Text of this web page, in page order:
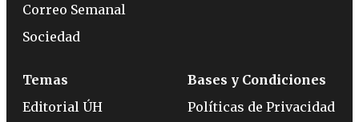
Correo Semanal
Sociedad
Temas
Editorial ÚH
Bases y Condiciones
Políticas de Privacidad